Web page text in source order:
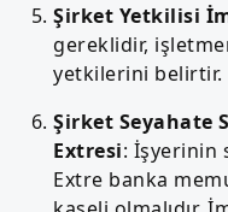
Şirket Yetkilisi
gereklidir,
yetkilerini belirtir.
Şirket Seyahate
Extresi: İşyerinin
Extre banka